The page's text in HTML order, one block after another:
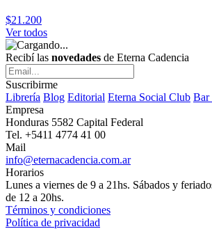
$21.200
Ver todos
Recibí las novedades de Eterna Cadencia
Suscribirme
Librería Blog Editorial Eterna Social Club Bar
Empresa
Honduras 5582 Capital Federal
Tel. +5411 4774 41 00
Mail
info@eternacadencia.com.ar
Horarios
Lunes a viernes de 9 a 21hs. Sábados y
de 12 a 20hs.
Términos y condiciones
Política de privacidad